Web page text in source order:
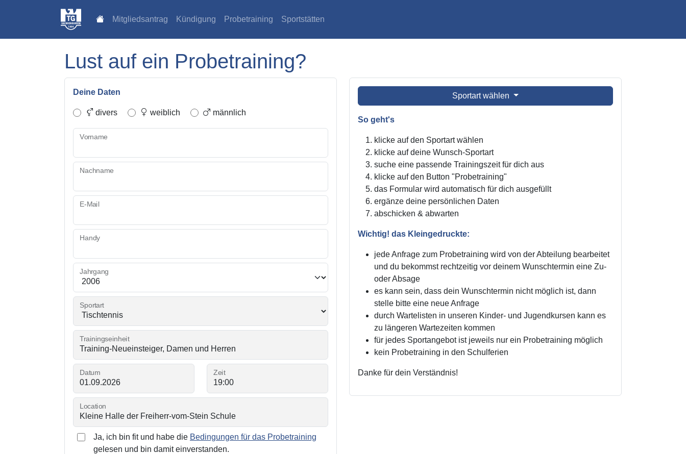
Mitgliedsantrag Kündigung Probetraining Sportstätten
Lust auf ein Probetraining?
Deine Daten
divers weiblich männlich
Vorname
Nachname
E-Mail
Handy
Jahrgang
Sportart
Trainingseinheit
Datum Zeit
Location
Ja, ich bin fit und habe die Bedingungen für das Probetraining
gelesen und bin damit einverstanden.
Sportart wählen
So geht's
klicke auf den Sportart wählen
klicke auf deine Wunsch-Sportart
suche eine passende Trainingszeit für dich aus
klicke auf den Button "Probetraining"
das Formular wird automatisch für dich ausgefüllt
ergänze deine persönlichen Daten
abschicken & abwarten
Wichtig! das Kleingedruckte:
jede Anfrage zum Probetraining wird von der Abteilung bearbeitet
und du bekommst rechtzeitig vor deinem Wunschtermin eine Zu-
oder Absage
es kann sein, dass dein Wunschtermin nicht möglich ist, dann
stelle bitte eine neue Anfrage
durch Wartelisten in unseren Kinder- und Jugendkursen kann es
zu längeren Wartezeiten kommen
für jedes Sportangebot ist jeweils nur ein Probetraining möglich
kein Probetraining in den Schulferien
Danke für dein Verständnis!